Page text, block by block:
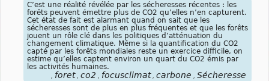
C’est une réalité révélée par les sécheresses récentes : les
forêts peuvent émettre plus de CO2 qu’elles n’en capturent.
Cet état de fait est alarmant quand on sait que les
sécheresses sont de plus en plus fréquentes et que les forêts
jouent un rôle clé dans les politiques d’atténuation du
changement climatique. Même si la quantification du CO2
capté par les forêts mondiales reste un exercice difficile, on
estime qu’elles captent environ un quart du CO2 émis par
les activités humaines.
, foret , co2 , focusclimat , carbone , Sécheresse